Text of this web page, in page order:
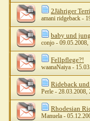
2Jähriger
amani ridgeback -
baby und
conjo -
Fellpflege?!
waanaNaiya -
Rideback
Perle - 28.03.2008,
Rhodesian
Manuela -